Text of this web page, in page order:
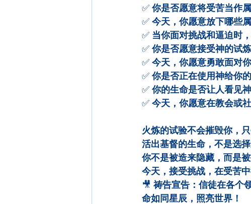
✅ 你是否愿意将受苦当作
✅ 今天，你愿意放下哪些
✅ 当你面对挑战和逼迫时
✅ 你是否愿意接受神的试
✅ 今天，你愿意勇敢面对
✅ 你是否正在使用神给你
✅ 你的生命是否让人看见
✅ 今天，你愿意在教会或
火炼的试验不会摧毁你，
活出基督的生命，不是选
你不是被造来隐藏，而是
今天，接受挑战，在受苦
🎥 祷告宣告：信徒在各
命如同星辰，照亮世界！